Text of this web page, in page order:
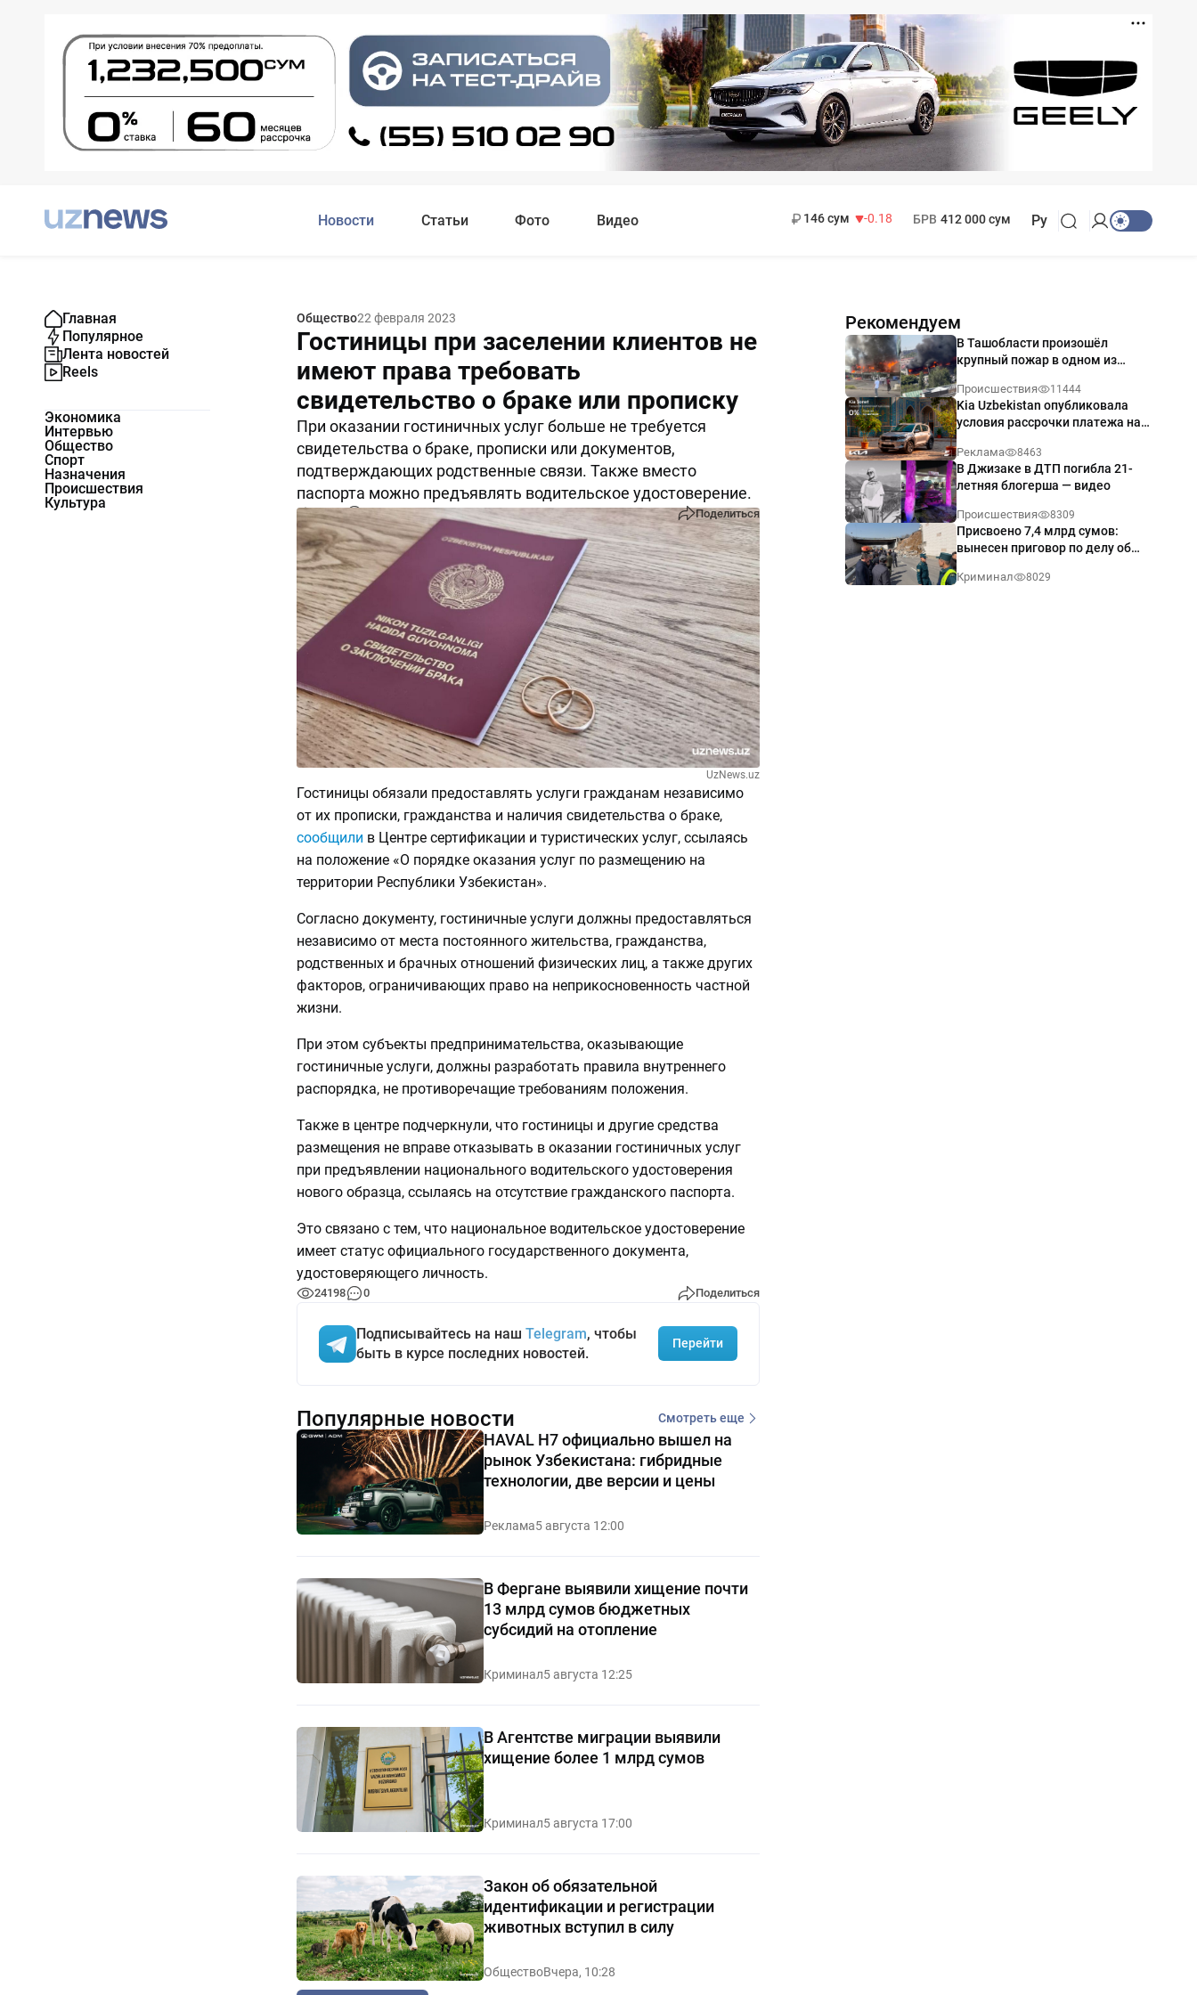
Новости Статьи Фото Видео
146 сум
-0.18
БРВ 412 000 сум Ру
Главная
Популярное
Лента новостей
Reels
Экономика
Интервью
Общество
Спорт
Назначения
Происшествия
Культура
Общество22 февраля 2023
Гостиницы при заселении клиентов не
имеют права требовать
свидетельство о браке или прописку
При оказании гостиничных услуг больше не требуется
свидетельства о браке, прописки или документов,
подтверждающих родственные связи. Также вместо
паспорта можно предъявлять водительское удостоверение.
24198 0 Поделиться
UzNews.uz
Гостиницы обязали предоставлять услуги гражданам независимо
от их прописки, гражданства и наличия свидетельства о браке,
сообщили в Центре сертификации и туристических услуг, ссылаясь
на положение «О порядке оказания услуг по размещению на
территории Республики Узбекистан».
Согласно документу, гостиничные услуги должны предоставляться
независимо от места постоянного жительства, гражданства,
родственных и брачных отношений физических лиц, а также других
факторов, ограничивающих право на неприкосновенность частной
жизни.
При этом субъекты предпринимательства, оказывающие
гостиничные услуги, должны разработать правила внутреннего
распорядка, не противоречащие требованиям положения.
Также в центре подчеркнули, что гостиницы и другие средства
размещения не вправе отказывать в оказании гостиничных услуг
при предъявлении национального водительского удостоверения
нового образца, ссылаясь на отсутствие гражданского паспорта.
Это связано с тем, что национальное водительское удостоверение
имеет статус официального государственного документа,
удостоверяющего личность.
24198 0 Поделиться
Подписывайтесь на наш Telegram, чтобы
быть в курсе последних новостей.
Перейти
Рекомендуем
В Ташобласти произошёл
крупный пожар в одном из
Происшествия 11444
Kia Uzbekistan опубликовала
условия рассрочки платежа на
годовых
Реклама 8463
В Джизаке в ДТП погибла 21-
летняя блогерша — видео
Происшествия 8309
Присвоено 7,4 млрд сумов:
вынесен приговор по делу об
Ташкенте
Криминал 8029
Популярные новости Смотреть еще
HAVAL H7 официально вышел на
рынок Узбекистана: гибридные
технологии, две версии и цены
Реклама5 августа 12:00
В Фергане выявили хищение почти
13 млрд сумов бюджетных
субсидий на отопление
Криминал5 августа 12:25
В Агентстве миграции выявили
хищение более 1 млрд сумов
Криминал5 августа 17:00
Закон об обязательной
идентификации и регистрации
животных вступил в силу
ОбществоВчера, 10:28